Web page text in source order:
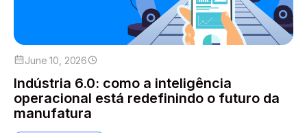
June 10, 2026
Indústria 6.0: como a inteligência
operacional está redefinindo o futuro da
manufatura